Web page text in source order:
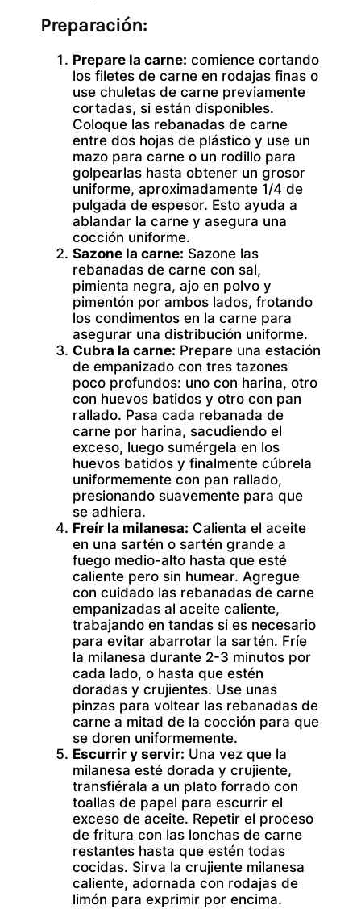
Preparación:
Prepare la carne: comience cortando
los filetes de carne en rodajas finas o
use chuletas de carne previamente
cortadas, si están disponibles.
Coloque las rebanadas de carne
entre dos hojas de plástico y use un
mazo para carne o un rodillo para
golpearlas hasta obtener un grosor
uniforme, aproximadamente 1/4 de
pulgada de espesor. Esto ayuda a
ablandar la carne y asegura una
cocción uniforme.
Sazone la carne: Sazone las
rebanadas de carne con sal,
pimienta negra, ajo en polvo y
pimentón por ambos lados, frotando
los condimentos en la carne para
asegurar una distribución uniforme.
Cubra la carne: Prepare una estación
de empanizado con tres tazones
poco profundos: uno con harina, otro
con huevos batidos y otro con pan
rallado. Pasa cada rebanada de
carne por harina, sacudiendo el
exceso, luego sumérgela en los
huevos batidos y finalmente cúbrela
uniformemente con pan rallado,
presionando suavemente para que
se adhiera.
Freír la milanesa: Calienta el aceite
en una sartén o sartén grande a
fuego medio-alto hasta que esté
caliente pero sin humear. Agregue
con cuidado las rebanadas de carne
empanizadas al aceite caliente,
trabajando en tandas si es necesario
para evitar abarrotar la sartén. Fríe
la milanesa durante 2-3 minutos por
cada lado, o hasta que estén
doradas y crujientes. Use unas
pinzas para voltear las rebanadas de
carne a mitad de la cocción para que
se doren uniformemente.
Escurrir y servir: Una vez que la
milanesa esté dorada y crujiente,
transfiérala a un plato forrado con
toallas de papel para escurrir el
exceso de aceite. Repetir el proceso
de fritura con las lonchas de carne
restantes hasta que estén todas
cocidas. Sirva la crujiente milanesa
caliente, adornada con rodajas de
limón para exprimir por encima.